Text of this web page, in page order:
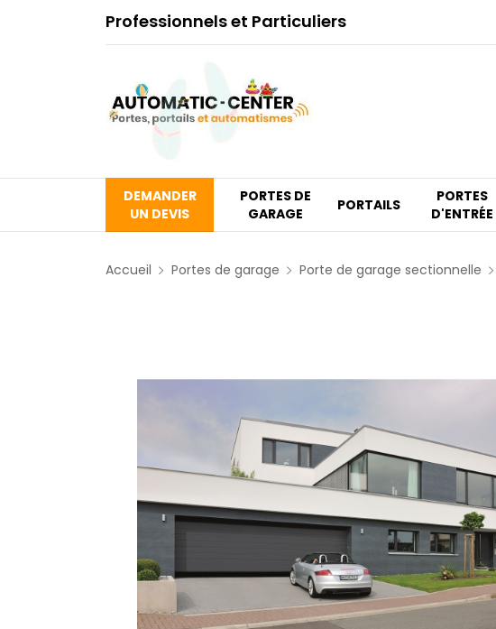
Professionnels et Particuliers
DEMANDER
UN DEVIS
PORTES DE
GARAGE
PORTAILS
PORTES
D'ENTRÉE
Accueil Portes de garage Porte de garage sectionnelle